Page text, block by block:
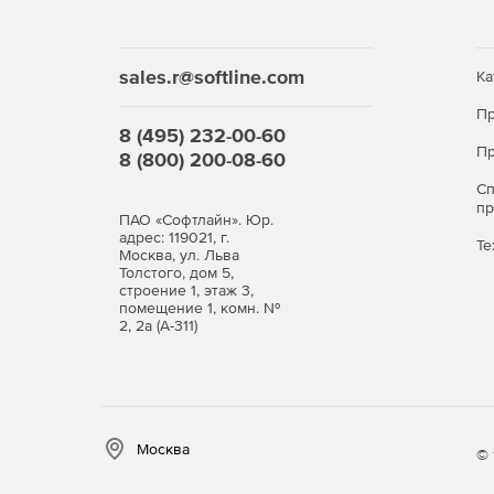
sales.r@softline.com
8 (495) 232-00-60
8 (800) 200-08-60
ПАО «Софтлайн». Юр.
адрес: 119021, г.
Москва, ул. Льва
Толстого, дом 5,
строение 1, этаж 3,
помещение 1, комн. №
2, 2а (А-311)
Москва ©